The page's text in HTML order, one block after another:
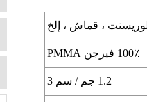
، قماش ، إلخ
100٪ فيرجن PMMA
1.2 جم / سم 3